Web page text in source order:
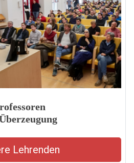
Lehrenden